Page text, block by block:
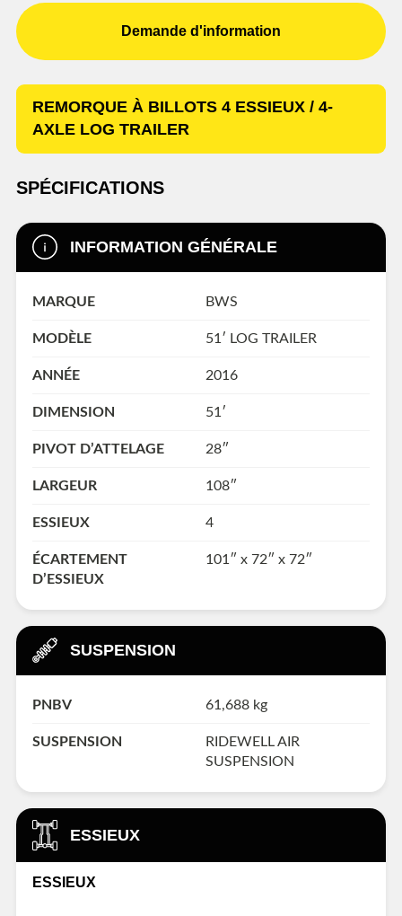
Demande d'information
REMORQUE À BILLOTS 4 ESSIEUX / 4-
AXLE LOG TRAILER
SPÉCIFICATIONS
INFORMATION GÉNÉRALE
MARQUE BWS
MODÈLE 51′ LOG TRAILER
ANNÉE 2016
DIMENSION 51′
PIVOT D’ATTELAGE 28″
LARGEUR 108″
ESSIEUX 4
ÉCARTEMENT
D’ESSIEUX
101″ x 72″ x 72″
SUSPENSION
PNBV 61,688 kg
SUSPENSION
RIDEWELL AIR
SUSPENSION
ESSIEUX
ESSIEUX